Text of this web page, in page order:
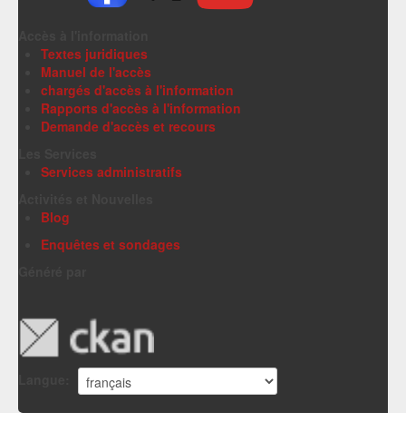
Textes juridiques
Manuel de l'accès
chargés d'accès à l'information
Rapports d'accès à l'information
Demande d'accès et recours
Services administratifs
Blog
Enquêtes et sondages